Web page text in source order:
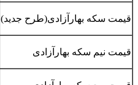
قیمت سکه بهارآزادی(طرح جدید)
قیمت نیم سکه بهارآزادی